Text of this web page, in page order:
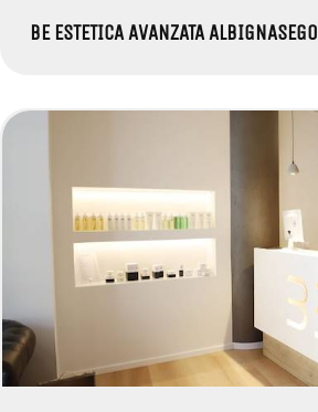
BE ESTETICA AVANZATA ALBIGNASEGO